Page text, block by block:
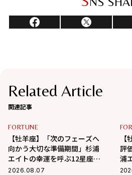
Related Article
関連記事
FORTUNE
【牡羊座】「次のフェーズへ
向かう大切な準備期間」杉浦
エイトの幸運を呼ぶ12星座占
い（8/7～9/6）
2026.08.07
評
浦
占